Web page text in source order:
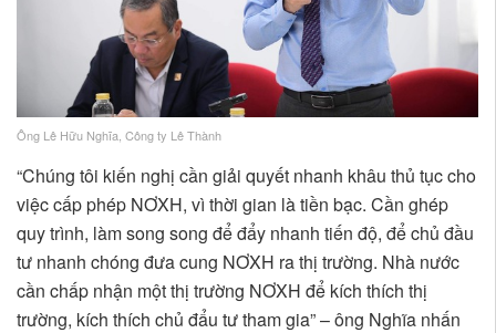
Ông Lê Hữu Nghĩa, Công ty Lê Thành
“Chúng tôi kiến nghị cần giải quyết nhanh khâu thủ tục cho
việc cấp phép NƠXH, vì thời gian là tiền bạc. Cần ghép
quy trình, làm song song để đẩy nhanh tiến độ, để chủ đầu
tư nhanh chóng đưa cung NƠXH ra thị trường. Nhà nước
cần chấp nhận một thị trường NƠXH để kích thích thị
trường, kích thích chủ đẩu tư tham gia” – ông Nghĩa nhấn